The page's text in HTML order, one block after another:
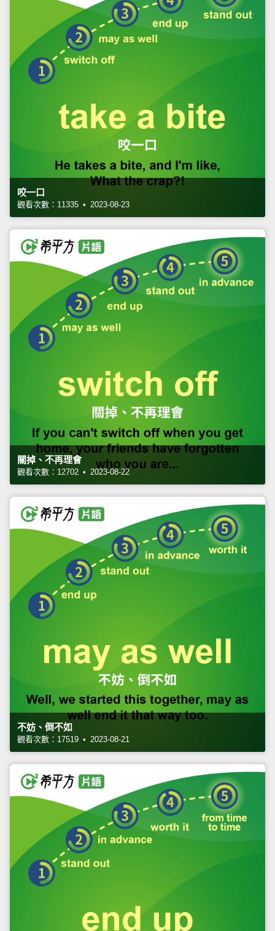
咬一口
觀看次數：11335 • 2023-08-23
關掉、不再理會
觀看次數：12702 • 2023-08-22
不妨、倒不如
觀看次數：17519 • 2023-08-21